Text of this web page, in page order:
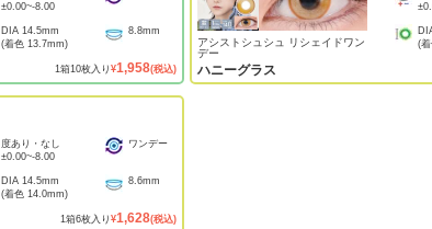
±0.00~-8.00
DIA 14.5mm
(着色 13.7mm)
8.8mm
1箱10枚入り ¥1,958(税込)
アシストシュシュ リシェイドワン
デー
ハニーグラス
(
度あり・なし
±0.00~-8.00
ワンデー
DIA 14.5mm
(着色 14.0mm)
8.6mm
1箱6枚入り ¥1,628(税込)